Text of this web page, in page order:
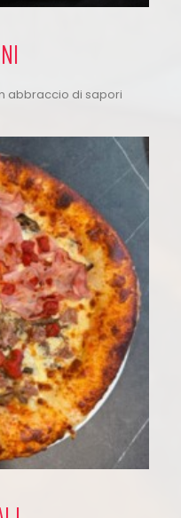
abbraccio di sapori